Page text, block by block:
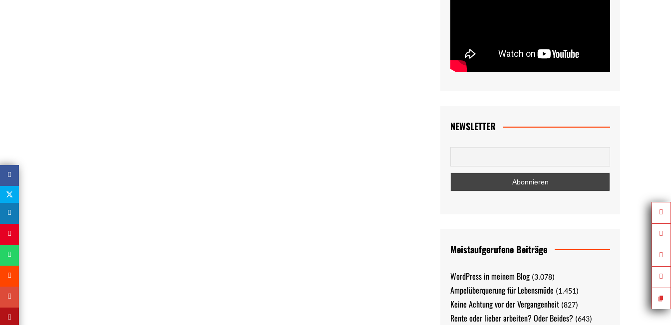
NEWSLETTER
Meistaufgerufene Beiträge
WordPress in meinem Blog (3.078)
Ampelüberquerung für Lebensmüde (1.451)
Keine Achtung vor der Vergangenheit (827)
Rente oder lieber arbeiten? Oder Beides? (643)